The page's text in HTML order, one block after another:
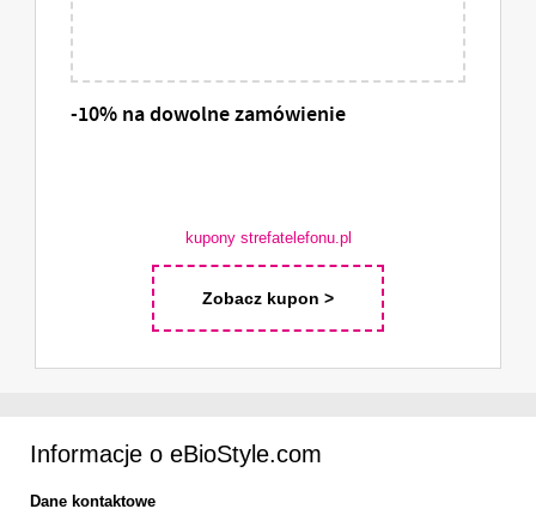
-10% na dowolne zamówienie
kupony strefatelefonu.pl
Zobacz kupon >
Informacje o eBioStyle.com
Dane kontaktowe